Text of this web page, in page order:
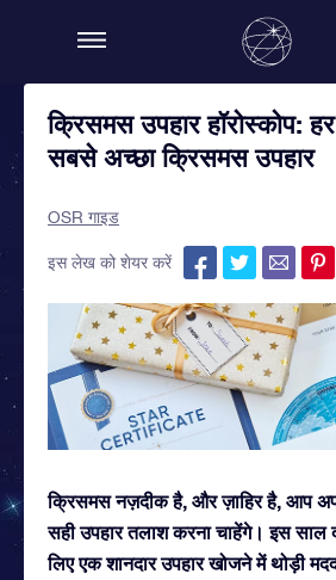
क्रिसमस उपहार हॉरोस्कोप:
सबसे अच्छा क्रिसमस उपहार
OSR गाइड
इस लेख को शेयर करें
क्रिसमस नज़दीक है, और ज़ाहिर है, आप
सही उपहार तलाश करना चाहेंगे। इस साल
लिए एक शानदार उपहार खोजने में थोड़ी